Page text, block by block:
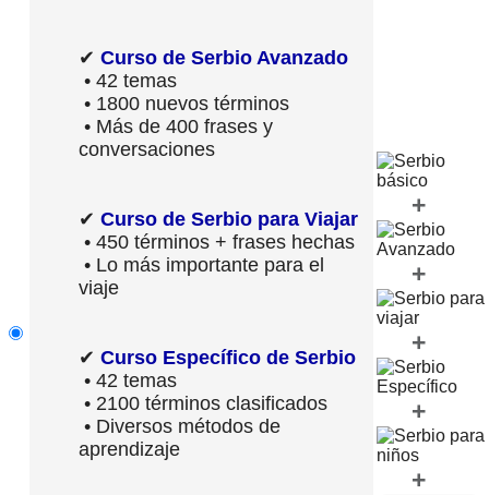
✔ Curso de Serbio Avanzado
• 42 temas
• 1800 nuevos términos
• Más de 400 frases y
conversaciones
✔ Curso de Serbio para Viajar
• 450 términos + frases hechas
• Lo más importante para el
viaje
✔ Curso Específico de Serbio
• 42 temas
• 2100 términos clasificados
• Diversos métodos de
aprendizaje
+
+
+
+
+